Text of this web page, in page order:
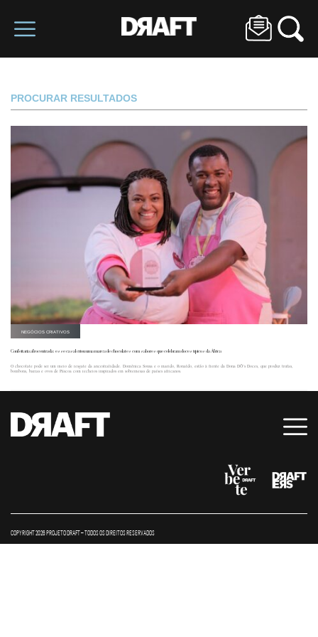
PROCURAR RESULTADOS
NEGÓCIOS CRIATIVOS
Confeitaria afrocentrada: esse casal criou uma marca de chocolates com sabores que celebram doces típicos da África
O chocolate pode ser um meio de resgate da ancestralidade. Domênica Sousa e o marido, Ronaldo, estão à frente da Dona DÔ’s Doces, que produz trufas,
bombons, barras e ovos de Páscoa com recheios inspirados em sobremesas de países africanos.
COPYRIGHT 2026 PROJETO DRAFT – TODOS OS DIREITOS RESERVADOS